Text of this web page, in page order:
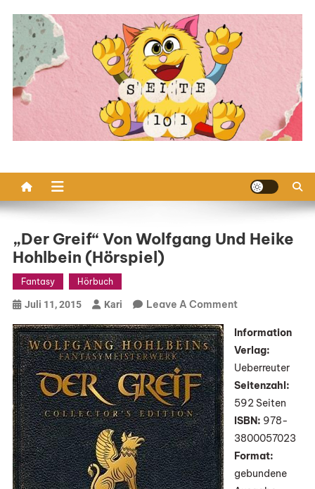
content
„Der Greif“ Von Wolfgang Und Heike
Hohlbein (Hörspiel)
Fantasy Hörbuch
Juli 11, 2015 Kari Leave A CommentOn
Greif“
Von
Wolfgang
Und
Heike
Hohlbein
(Hörspiel)
Information
Verlag:
Ueberreuter
Seitenzahl:
592 Seiten
ISBN: 978-
3800057023
Format:
gebundene